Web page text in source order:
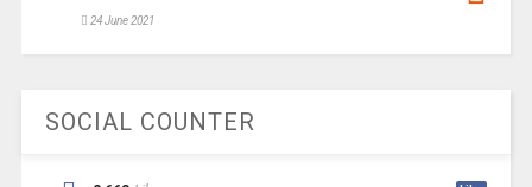
24 June 2021
SOCIAL COUNTER